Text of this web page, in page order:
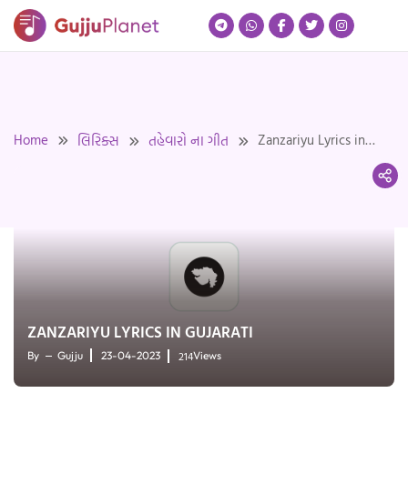
Skip
Home લિરિક્સ તહેવારો ના ગીત
Zanzariyu Lyrics in
ZANZARIYU LYRICS IN GUJARATI
By Gujju 23-04-2023 214Views